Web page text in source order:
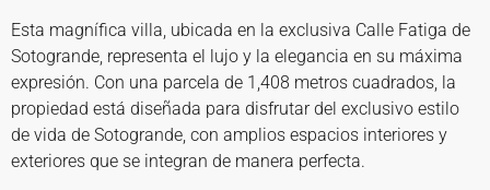
Esta magnífica villa, ubicada en la exclusiva Calle Fatiga de
Sotogrande, representa el lujo y la elegancia en su máxima
expresión. Con una parcela de 1,408 metros cuadrados, la
propiedad está diseñada para disfrutar del exclusivo estilo
de vida de Sotogrande, con amplios espacios interiores y
exteriores que se integran de manera perfecta.